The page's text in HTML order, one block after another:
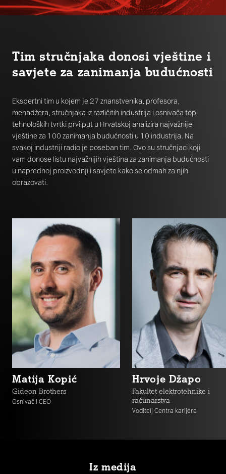
Tim stručnjaka donosi vještine i
savjete za zanimanja budućnosti
Ekspertni tim u kojem je 27 znanstvenika, profesora,
menadžera, stručnjaka iz različitih industrija i osnivača top
tehnoloških tvrtki prvi put u Hrvatskoj analizira najvažnije
vještine za 100 zanimanja budućnosti u 10 industrija. Na
svakoj industriji radio je poseban tim. Ovo su stručnjaci koji
vam donose listu najvažnijih vještina za zanimanja budućnosti
u naprednoj proizvodnji i savjete kako se odmah za njih
obrazovati.
Matija Kopić
Gideon Brothers
Osnivač i CEO
Hrvoje Džapo
Fakultet elektrotehnike i
računarstva
Voditelj Centra karijera
Iz medija